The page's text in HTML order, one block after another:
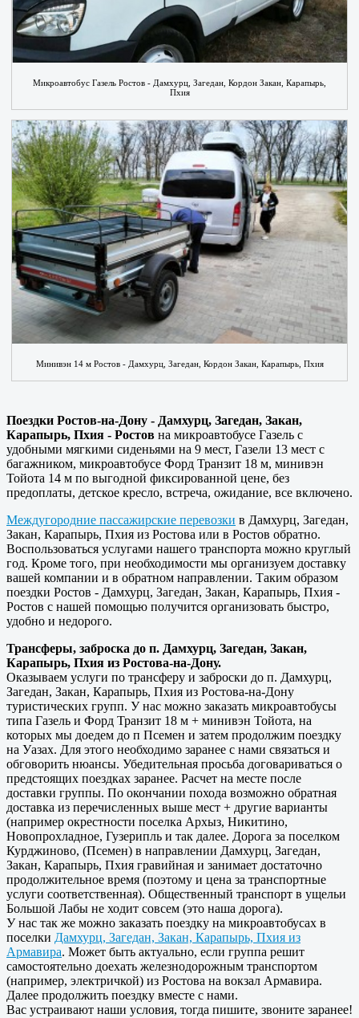
Микроавтобус Газель Ростов - Дамхурц, Загедан, Кордон Закан, Карапырь,
Пхия
Минивэн 14 м Ростов - Дамхурц, Загедан, Кордон Закан, Карапырь, Пхия
Поездки Ростов-на-Дону - Дамхурц, Загедан, Закан,
Карапырь, Пхия - Ростов на микроавтобусе Газель с
удобными мягкими сиденьями на 9 мест, Газели 13 мест с
багажником, микроавтобусе Форд Транзит 18 м, минивэн
Тойота 14 м по выгодной фиксированной цене, без
предоплаты, детское кресло, встреча, ожидание, все включено.
Междугородние пассажирские перевозки в Дамхурц, Загедан,
Закан, Карапырь, Пхия из Ростова или в Ростов обратно.
Воспользоваться услугами нашего транспорта можно круглый
год. Кроме того, при необходимости мы организуем доставку
вашей компании и в обратном направлении. Таким образом
поездки Ростов - Дамхурц, Загедан, Закан, Карапырь, Пхия -
Ростов с нашей помощью получится организовать быстро,
удобно и недорого.
Трансферы, заброска до п. Дамхурц, Загедан, Закан,
Карапырь, Пхия из Ростова-на-Дону.
Оказываем услуги по трансферу и заброски до п. Дамхурц,
Загедан, Закан, Карапырь, Пхия из Ростова-на-Дону
туристических групп. У нас можно заказать микроавтобусы
типа Газель и Форд Транзит 18 м + минивэн Тойота, на
которых мы доедем до п Псемен и затем продолжим поездку
на Уазах. Для этого необходимо заранее с нами связаться и
обговорить нюансы. Убедительная просьба договариваться о
предстоящих поездках заранее. Расчет на месте после
доставки группы. По окончании похода возможно обратная
доставка из перечисленных выше мест + другие варианты
(например окрестности поселка Архыз, Никитино,
Новопрохладное, Гузерипль и так далее. Дорога за поселком
Курджиново, (Псемен) в направлении Дамхурц, Загедан,
Закан, Карапырь, Пхия гравийная и занимает достаточно
продолжительное время (поэтому и цена за транспортные
услуги соответственная). Общественный транспорт в ущельи
Большой Лабы не ходит совсем (это наша дорога).
У нас так же можно заказать поездку на микроавтобусах в
поселки Дамхурц, Загедан, Закан, Карапырь, Пхия из
Армавира. Может быть актуально, если группа решит
самостоятельно доехать железнодорожным транспортом
(например, электричкой) из Ростова на вокзал Армавира.
Далее продолжить поездку вместе с нами.
Вас устраивают наши условия, тогда пишите, звоните заранее!